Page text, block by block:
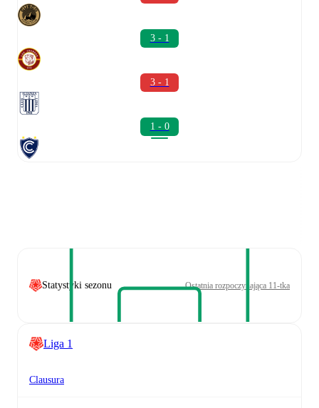
3 - 1
3 - 1
1 - 0
Statystyki sezonu Ostatnia rozpoczynająca 11-tka
Liga 1
Clausura